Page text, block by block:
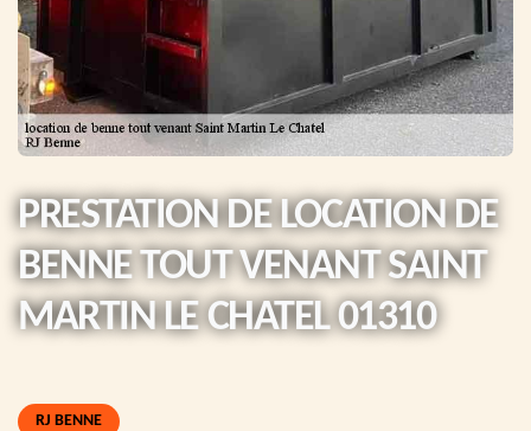
PRESTATION DE LOCATION DE
BENNE TOUT VENANT SAINT
MARTIN LE CHATEL 01310
RJ BENNE